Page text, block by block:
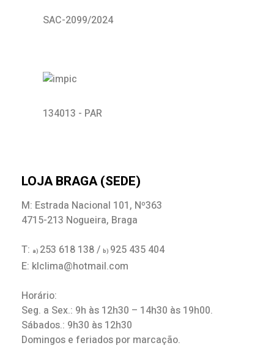
SAC-2099/2024
134013 - PAR
LOJA BRAGA (SEDE)
M: Estrada Nacional 101, Nº363
4715-213 Nogueira, Braga
T: a) 253 618 138 / b) 925 435 404
E: klclima@hotmail.com
Horário:
Seg. a Sex.: 9h às 12h30 – 14h30 às 19h00.
Sábados.: 9h30 às 12h30
Domingos e feriados por marcação.